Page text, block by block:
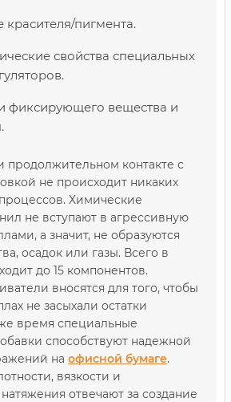
пигмента.
свойства специальных
фиксирующего вещества и
продолжительном контакте с
не происходит никаких
Химические
не вступают в агрессивную
а значит, не образуются
осадок или газы. Всего в
до 15 компонентов.
вносятся для того, чтобы
не засыхали остатки
время специальные
способствуют надежной
на офисной бумаге.
вязкости и
отвечают за создание